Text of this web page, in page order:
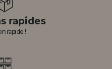
rapides
rapide !